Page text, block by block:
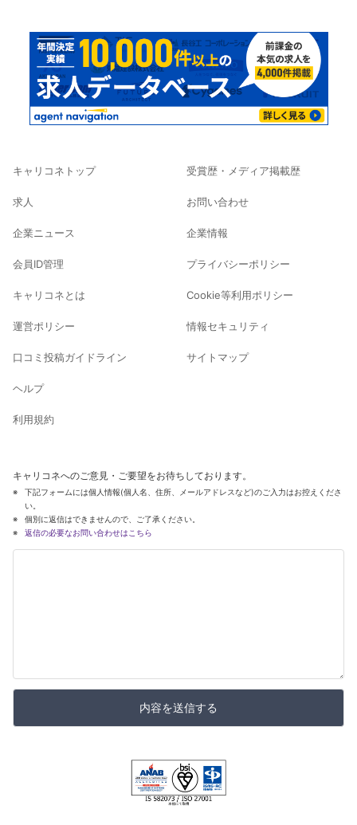
キャリコネトップ
求人
企業ニュース
会員ID管理
キャリコネとは
運営ポリシー
口コミ投稿ガイドライン
ヘルプ
利用規約
受賞歴・メディア掲載歴
お問い合わせ
企業情報
プライバシーポリシー
Cookie等利用ポリシー
情報セキュリティ
サイトマップ
キャリコネへのご意見・ご要望をお待ちしております。
下記フォームには個人情報(個人名、住所、メールアドレスなど)のご入力はお控えくださ
い。
個別に返信はできませんので、ご了承ください。
返信の必要なお問い合わせはこちら
内容を送信する